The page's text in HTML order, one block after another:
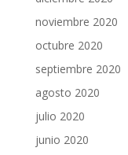
noviembre 2020
octubre 2020
septiembre 2020
agosto 2020
julio 2020
junio 2020